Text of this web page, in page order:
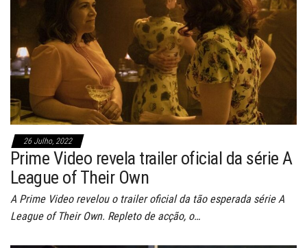
26 Julho, 2022
Prime Video revela trailer oficial da série A
League of Their Own
A Prime Video revelou o trailer oficial da tão esperada série A
League of Their Own. Repleto de acção, o…